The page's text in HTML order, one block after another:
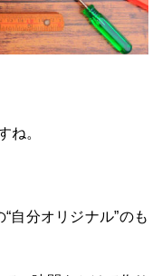
ね。
自分オリジナル”のも